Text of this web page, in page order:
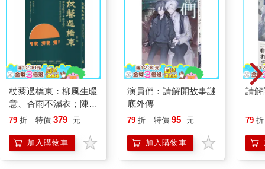
杖藜過橋東：柳風生暖
意、杏雨不濕衣；陳亮
恭談以心轉境的適齡漫
79 折 特價 379 元
加入購物車
演員們：請解開故事謎
底外傳
79 折 特價 95 元
加入購物車
請解
79 折